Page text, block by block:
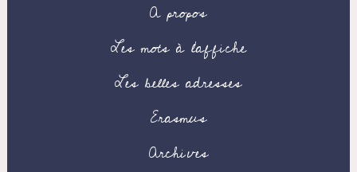
A propos
Les mots à l’affiche
Les belles adresses
Erasmus
Archives